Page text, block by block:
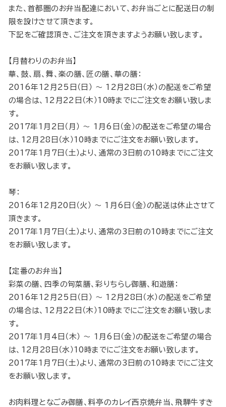
また、首都圏のお弁当配達において、お弁当ごとに配送日の制
限を設けさせて頂きます。
下記をご確認頂き、ご注文を頂きますようお願い致します。
【月替わりのお弁当】
華、鼓、扇、舞、楽の膳、匠の膳、華の膳：
2016年12月25日（日） 〜 12月28日（水）の配送をご希望
の場合は、12月22日（木）10時までにご注文をお願い致しま
す。
2017年1月2日（月） 〜 1月6日（金）の配送をご希望の場合
は、12月28日（水）10時までにご注文をお願い致します。
2017年1月7日（土）より、通常の3日前の10時までにご注文
をお願い致します。
琴：
2016年12月20日（火） 〜 1月6日（金）の配送は休止させて
頂きます。
2017年1月7日（土）より、通常の3日前の10時までにご注文
をお願い致します。
【定番のお弁当】
彩菜の膳、四季の旬菜膳、彩りちらし御膳、和遊膳：
2016年12月25日（日） 〜 12月28日（水）の配送をご希望
の場合は、12月22日（木）10時までにご注文をお願い致しま
す。
2017年1月4日（木） 〜 1月6日（金）の配送をご希望の場合
は、12月28日（水）10時までにご注文をお願い致します。
2017年1月7日（土）より、通常の3日前の10時までにご注文
をお願い致します。
お肉料理となごみ御膳、料亭のカレイ西京焼弁当、飛騨牛すき